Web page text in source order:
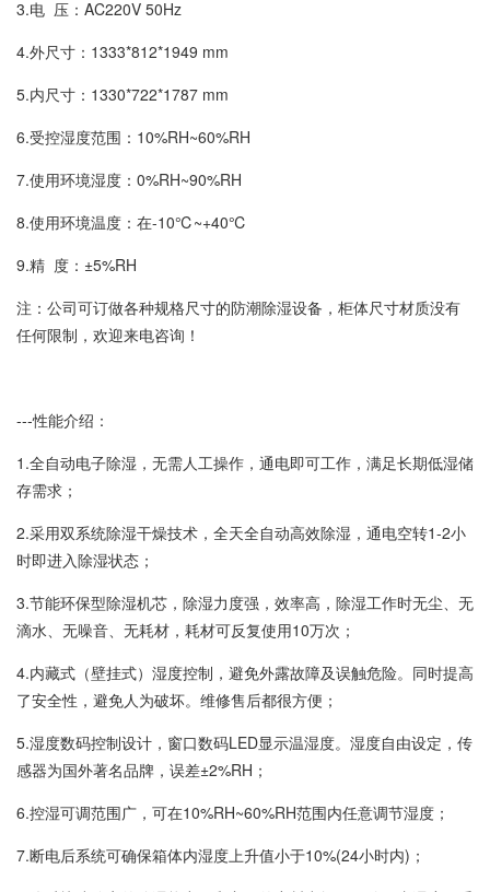
3.电 压：AC220V 50Hz
4.外尺寸：1333*812*1949 mm
5.内尺寸：1330*722*1787 mm
6.受控湿度范围：10%RH~60%RH
7.使用环境湿度：0%RH~90%RH
8.使用环境温度：在-10℃~+40℃
9.精 度：±5%RH
注：公司可订做各种规格尺寸的防潮除湿设备，柜体尺寸材质没有
任何限制，欢迎来电咨询！
---性能介绍：
1.全自动电子除湿，无需人工操作，通电即可工作，满足长期低湿储
存需求；
2.采用双系统除湿干燥技术，全天全自动高效除湿，通电空转1-2小
时即进入除湿状态；
3.节能环保型除湿机芯，除湿力度强，效率高，除湿工作时无尘、无
滴水、无噪音、无耗材，耗材可反复使用10万次；
4.内藏式（壁挂式）湿度控制，避免外露故障及误触危险。同时提高
了安全性，避免人为破坏。维修售后都很方便；
5.湿度数码控制设计，窗口数码LED显示温湿度。湿度自由设定，传
感器为国外著名品牌，误差±2%RH；
6.控湿可调范围广，可在10%RH~60%RH范围内任意调节湿度；
7.断电后系统可确保箱体内湿度上升值小于10%(24小时内)；